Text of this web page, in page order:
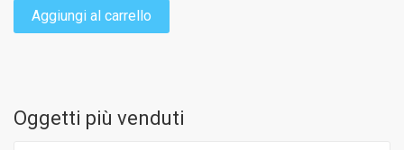
Aggiungi al carrello
Oggetti più venduti